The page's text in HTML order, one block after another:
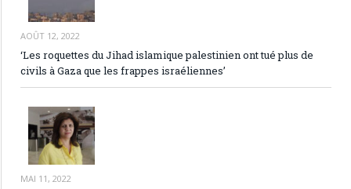
AOÛT 12, 2022
‘Les roquettes du Jihad islamique palestinien ont tué plus de
civils à Gaza que les frappes israéliennes’
MAI 11, 2022